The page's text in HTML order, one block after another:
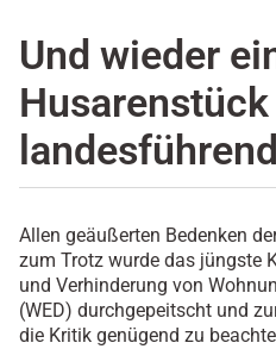
Und wieder
Allen geäußerten Bedenken
zum Trotz wurde das jüngste
und Verhinderung von
(WED) durchgepeitscht und
die Kritik genügend zu